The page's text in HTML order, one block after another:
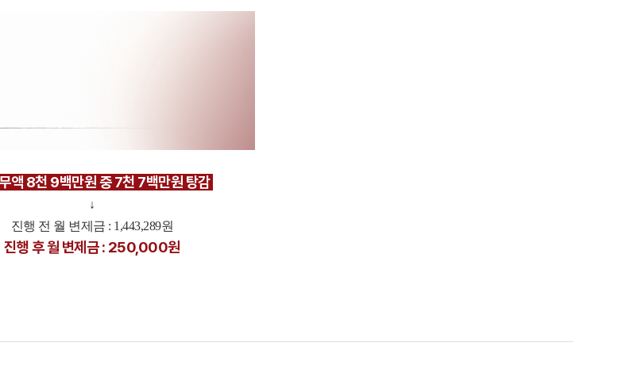
액 8천 9백만원 중 7천 7백만원 탕감
↓
진행 전 월 변제금 : 1,443,289원
진행 후 월 변제금 : 250,000원